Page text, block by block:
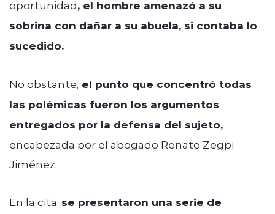
oportunidad, el hombre amenazó a su
sobrina con dañar a su abuela, si contaba lo
sucedido.
No obstante, el punto que concentró todas
las polémicas fueron los argumentos
entregados por la defensa del sujeto,
encabezada por el abogado Renato Zegpi
Jiménez.
En la cita, se presentaron una serie de